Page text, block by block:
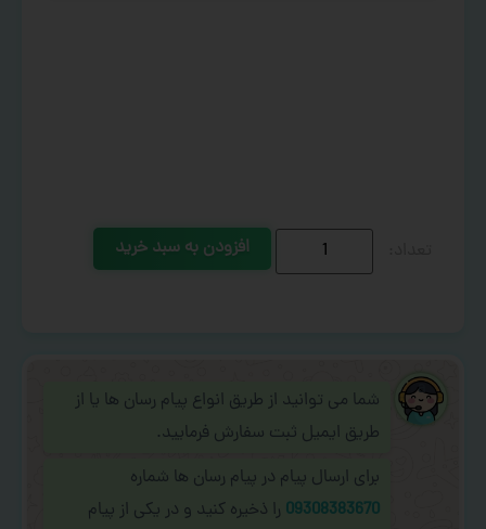
افزودن به سبد خرید
شما می توانید از طریق انواع پیام رسان ها یا از
طریق ایمیل ثبت سفارش فرمایید.
برای ارسال پیام در پیام رسان ها شماره
09308383670 را ذخیره کنید و در یکی از پیام